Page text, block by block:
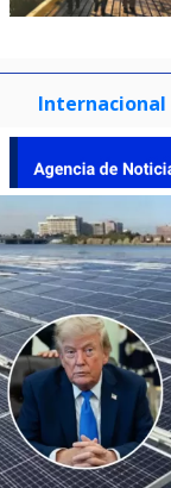
Internacional